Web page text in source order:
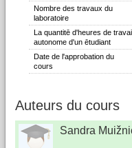
Nombre des travaux du
laboratoire
La quantitē d'heures de
autonome d'un ētudiant
Date de l'approbation du
cours
Auteurs du cours
Sandra